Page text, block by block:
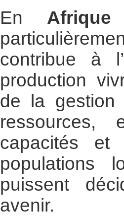
En Afrique
contribue à
production
de la gestion
capacités et
populations
puissent
avenir.